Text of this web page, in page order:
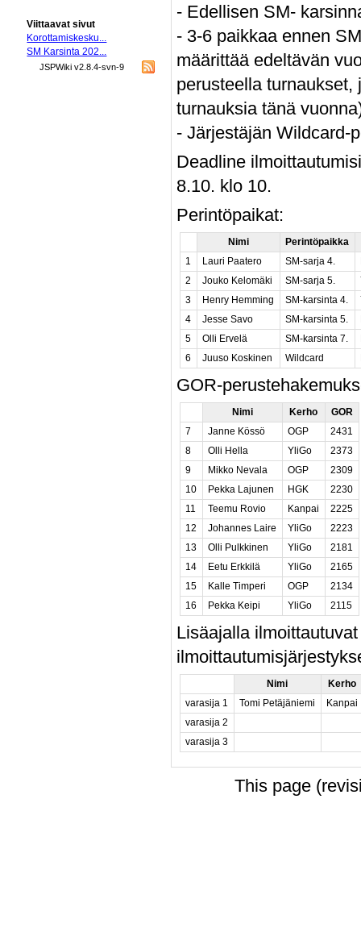
- Edellisen SM-
- 3-6 paikkaa ennen
määrittää edeltävän
perusteella
turnauksia tänä
- Järjestäjän Wildcard-
Deadline
8.10. klo 10.
Perintöpaikat:
Nimi
Perintöpaikka
1
Lauri Paatero SM-sarja 4.
2
Jouko Kelomäki SM-sarja 5.
3
Henry Hemming SM-karsinta 4.
4
Jesse Savo SM-karsinta 5.
5
Olli Ervelä SM-karsinta 7.
6
Juuso Koskinen Wildcard
GOR-
Nimi Kerho
GOR
7
Janne Kössö OGP
2431
8
Olli Hella YliGo
2373
9
Mikko Nevala OGP
2309
10
Pekka Lajunen HGK
2230
11
Teemu Rovio Kanpai
2225
12
Johannes Laire YliGo
2223
13
Olli Pulkkinen YliGo
2181
14
Eetu Erkkilä YliGo
2165
15
Kalle Timperi OGP
2134
16
Pekka Keipi YliGo 2115
Lisäajalla
Nimi
Kerho
varasija 1
Tomi Petäjäniemi
Kanpai
varasija 2
varasija 3
This page
Viittaavat sivut
Korottamiskesku...
SM Karsinta 202...
JSPWiki v2.8.4-svn-9